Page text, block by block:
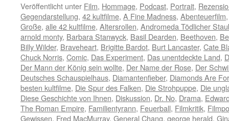
Veröffentlicht unter Film, Hommage, Podcast, Portrait,
Gegendarstellung, 42 kultfilme, A Fine Madness, Abenteuerfilm
Große, alle 42 kultfilme, Altersrollen, Andromeda Tödlicher
arnold monty, Barbara Stanwyck, Basil Dearden, Beethoven,
Billy Wilder, Braveheart, Brigitte Bardot, Burt Lancaster, Cate
Chuck Norris, Comic, Das Experiment, Das unentdeckte Land,
Der Mann der König sein wollte, Der Name der Rose, Der
Deutsches Schauspielhaus, Diamantenfieber, Diamonds Are
besten kultfilme, Die Spur des Falken, Die Strohpuppe, Die
Diese Geschichte von Ihnen, Diskussion, Dr. No, Drama,
The Roman Empire, Familientyrann, Feuerball, Filmkritik,
Gewissen, Fred MacMurray, General Chang, george herald,